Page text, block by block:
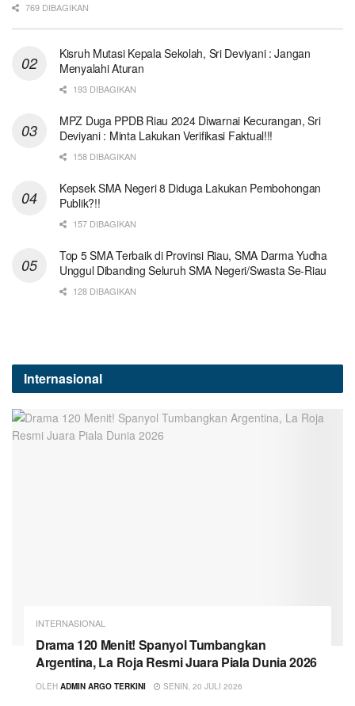
769 DIBAGIKAN
Kisruh Mutasi Kepala Sekolah, Sri Deviyani : Jangan
Menyalahi Aturan
193 DIBAGIKAN
MPZ Duga PPDB Riau 2024 Diwarnai Kecurangan, Sri
Deviyani : Minta Lakukan Verifikasi Faktual!!!
158 DIBAGIKAN
Kepsek SMA Negeri 8 Diduga Lakukan Pembohongan
Publik?!!
157 DIBAGIKAN
Top 5 SMA Terbaik di Provinsi Riau, SMA Darma Yudha
Unggul Dibanding Seluruh SMA Negeri/Swasta Se-Riau
128 DIBAGIKAN
Internasional
INTERNASIONAL
Drama 120 Menit! Spanyol Tumbangkan
Argentina, La Roja Resmi Juara Piala Dunia 2026
OLEH ADMIN ARGO TERKINI SENIN, 20 JULI 2026